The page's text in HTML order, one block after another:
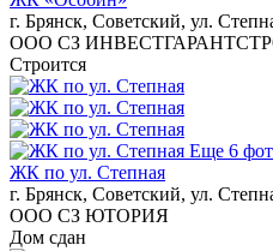
г. Брянск, Советский, ул.
ООО СЗ
Строится
Еще 6
ЖК по ул. Степная
г. Брянск, Советский, ул.
ООО СЗ ЮТОРИЯ
Дом сдан